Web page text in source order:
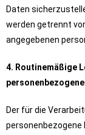
Daten
werden getrennt
angegebenen
4. Routinemäßige
Der für die
personenbezogene